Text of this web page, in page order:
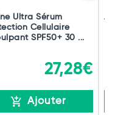
Ultra Sérum
Cellulaire
SPF50+ 30 ...
27,28€
Ajouter